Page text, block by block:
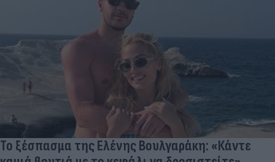
Το ξέσπασμα της Ελένης Βουλγαράκη: «Κάντε